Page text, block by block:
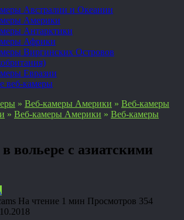
Австралии и Океании
Америки
Антарктики
Африки
Виргинских Островов
Евразии
веб-камеры
» Веб-камеры Америки » Веб-камеры
» Веб-камеры Америки » Веб-камеры
вольере с азиатскими
На чтение 1 мин Просмотров 354